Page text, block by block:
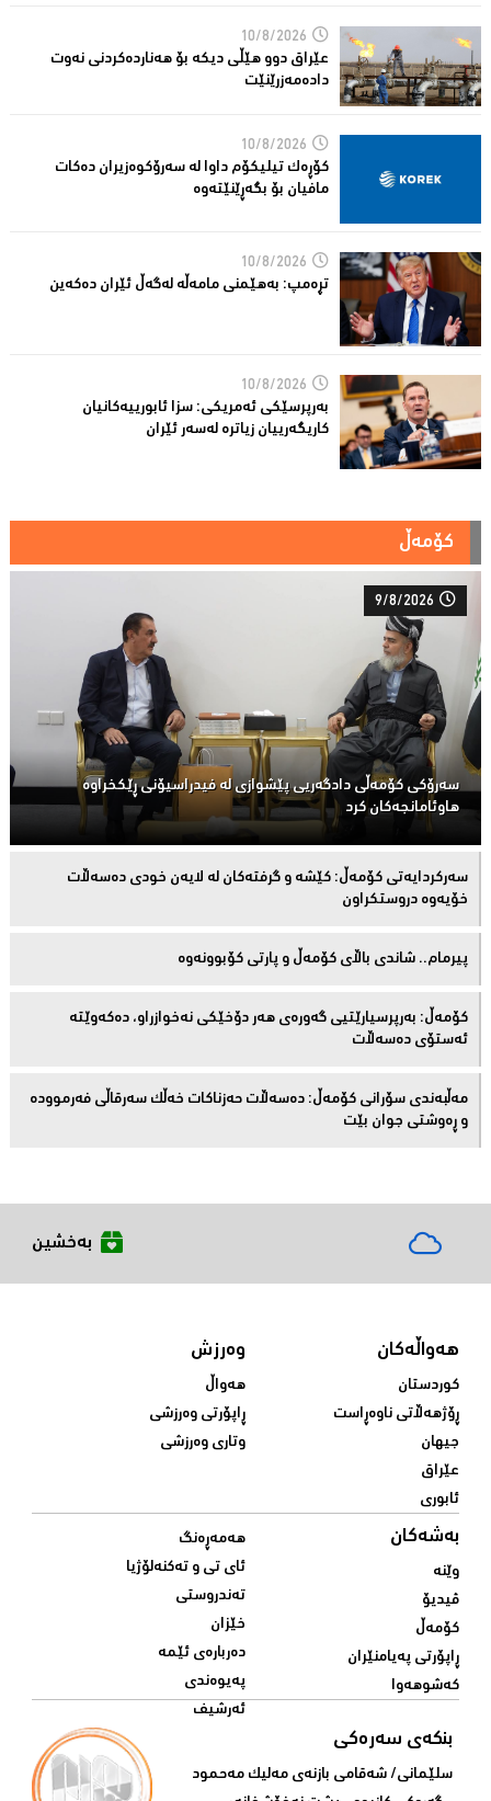
10/8/2026
عێراق دوو هێڵى دیکە بۆ هەناردەکردنی نەوت
دادەمەزرێنێت
10/8/2026
کۆڕەک تیلیکۆم داوا لە سەرۆکوەزیران دەکات
مافیان بۆ بگەڕێنێتەوە
10/8/2026
تڕەمپ: بەهێمنى مامەڵە لەگەڵ ئێران دەکەین
10/8/2026
به‌رپرسێكی ئه‌مریكی: سزا ئابورییه‌كانیان
كاریگه‌رییان زیاتره‌ له‌سه‌ر ئێران
کۆمەڵ
9/8/2026
سەرۆكی كۆمەڵى دادگەریی پێشوازی لە فیدراسیۆنی ڕێكخراوە
هاوئامانجەكان کرد
سەركردایەتی كۆمەڵ: كێشە و گرفتەكان لە لایەن خودی دەسەڵات
خۆیەوە دروستكراون
پیرمام.. شاندی باڵای كۆمه‌ڵ و پارتی كۆبوونه‌وه‌
كۆمەڵ: بەرپرسیارێتیی گەورەی هەر دۆخێکی نەخوازراو، دەكەوێتە
ئەستۆی دەسەڵات
مەڵبەندى سۆرانى کۆمەڵ: دەسەڵات حەزناکات خەڵک سەرقاڵى فەرموودە
و ڕەوشتى جوان بێت
بەخشین
هەواڵەکان
کوردستان
ڕۆژهەڵاتی ناوەڕاست
جیهان
عێراق
ئابوری
وەرزش
هەواڵ
ڕاپۆرتی وەرزشی
وتاری وەرزشی
بەشەکان
وێنە
ڤیدیۆ
کۆمەڵ
ڕاپۆرتی پەیامنێران
کەشوهەوا
هەمەڕەنگ
ئای تی و تەکنەلۆژیا
تەندروستی
خێزان
دەربارەی ئێمە
پەیوەندی
ئەرشیف
بنکەی سەرەکی
سلێمانی/ شه‌قامی بازنه‌ی مه‌لیک مه‌حمود